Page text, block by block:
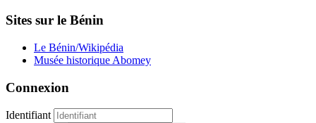
Sites sur le Bénin
Le Bénin/Wikipédia
Musée historique Abomey
Connexion
Identifiant